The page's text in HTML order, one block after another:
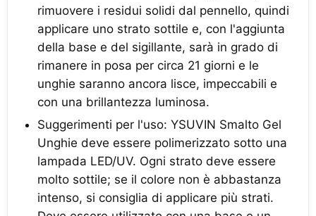
rimuovere i residui solidi dal pennello, quindi
applicare uno strato sottile e, con l'aggiunta
della base e del sigillante, sarà in grado di
rimanere in posa per circa 21 giorni e le
unghie saranno ancora lisce, impeccabili e
con una brillantezza luminosa.
Suggerimenti per l'uso: YSUVIN Smalto Gel
Unghie deve essere polimerizzato sotto una
lampada LED/UV. Ogni strato deve essere
molto sottile; se il colore non è abbastanza
intenso, si consiglia di applicare più strati.